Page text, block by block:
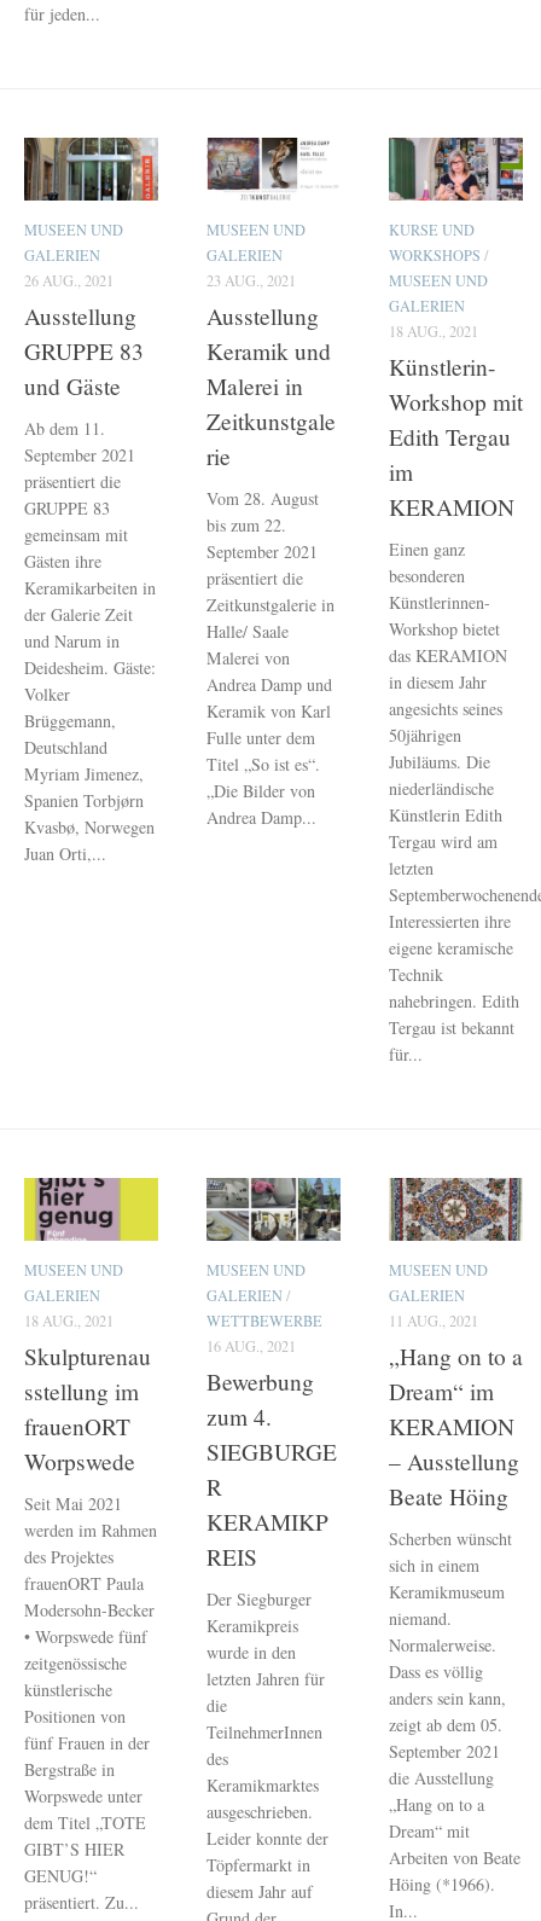
für jeden...
MUSEEN UND
GALERIEN
26 AUG., 2021
Ausstellung
GRUPPE 83
und Gäste
Ab dem 11.
September 2021
präsentiert die
GRUPPE 83
gemeinsam mit
Gästen ihre
Keramikarbeiten in
der Galerie Zeit
und Narum in
Deidesheim. Gäste:
Volker
Brüggemann,
Deutschland
Myriam Jimenez,
Spanien Torbjørn
Kvasbø, Norwegen
Juan Orti,...
MUSEEN UND
GALERIEN
23 AUG., 2021
Ausstellung
Keramik und
Malerei in
Zeitkunstgale
rie
Vom 28. August
bis zum 22.
September 2021
präsentiert die
Zeitkunstgalerie in
Halle/ Saale
Malerei von
Andrea Damp und
Keramik von Karl
Fulle unter dem
Titel „So ist es“.
„Die Bilder von
Andrea Damp...
KURSE UND
WORKSHOPS /
MUSEEN UND
GALERIEN
18 AUG., 2021
Künstlerin-
Workshop mit
Edith Tergau
im
KERAMION
Einen ganz
besonderen
Künstlerinnen-
Workshop bietet
das KERAMION
in diesem Jahr
angesichts seines
50jährigen
Jubiläums. Die
niederländische
Künstlerin Edith
Tergau wird am
letzten
Interessierten ihre
eigene keramische
Technik
nahebringen. Edith
Tergau ist bekannt
für...
MUSEEN UND
GALERIEN
18 AUG., 2021
Skulpturenau
sstellung im
frauenORT
Worpswede
Seit Mai 2021
werden im Rahmen
des Projektes
frauenORT Paula
Modersohn-Becker
• Worpswede fünf
zeitgenössische
künstlerische
Positionen von
fünf Frauen in der
Bergstraße in
Worpswede unter
dem Titel „TOTE
GIBT’S HIER
GENUG!“
präsentiert. Zu...
MUSEEN UND
GALERIEN/
WETTBEWERBE
16 AUG., 2021
Bewerbung
zum 4.
SIEGBURGE
R
KERAMIKP
REIS
Der Siegburger
Keramikpreis
wurde in den
letzten Jahren für
die
TeilnehmerInnen
des
Keramikmarktes
ausgeschrieben.
Leider konnte der
Töpfermarkt in
diesem Jahr auf
MUSEEN UND
GALERIEN
11 AUG., 2021
„Hang on to a
Dream“ im
KERAMION
– Ausstellung
Beate Höing
Scherben wünscht
sich in einem
Keramikmuseum
niemand.
Normalerweise.
Dass es völlig
anders sein kann,
zeigt ab dem 05.
September 2021
die Ausstellung
„Hang on to a
Dream“ mit
Arbeiten von Beate
Höing (*1966).
In...